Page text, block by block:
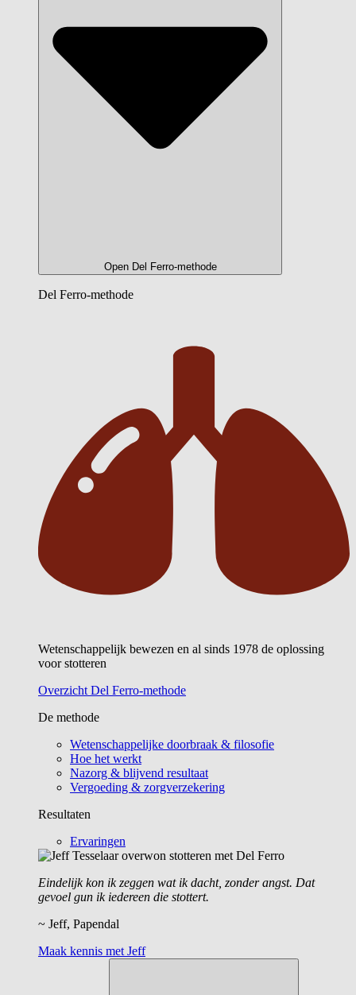
Open Del Ferro-methode
Del Ferro-methode
Wetenschappelijk bewezen en al sinds 1978 de oplossing
voor stotteren
Overzicht Del Ferro-methode
De methode
Wetenschappelijke doorbraak & filosofie
Hoe het werkt
Nazorg & blijvend resultaat
Vergoeding & zorgverzekering
Resultaten
Ervaringen
Eindelijk kon ik zeggen wat ik dacht, zonder angst. Dat
gevoel gun ik iedereen die stottert.
~ Jeff, Papendal
Maak kennis met Jeff